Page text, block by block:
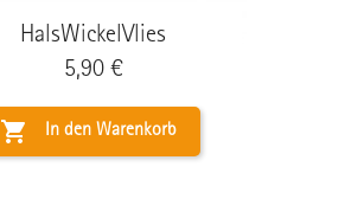
HalsWickelVlies
Preis
5,90 €
 In den Warenkorb